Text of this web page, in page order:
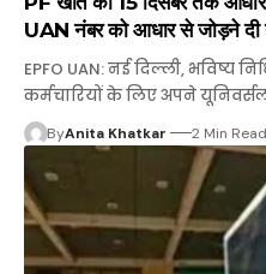
UAN नंबर को आधार से जोड़ने दी
EPFO UAN: नई दिल्ली, भविष्य
कर्मचारियों के लिए अपने
ByAnita Khatkar 2 Min Read